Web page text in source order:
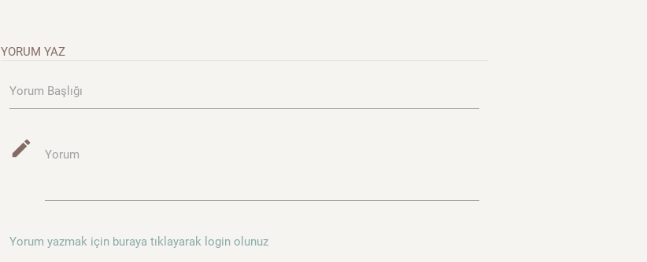
YORUM YAZ
Yorum Başlığı
mode_edit Yorum
Yorum yazmak için buraya tıklayarak login olunuz